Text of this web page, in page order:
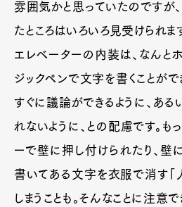
雰囲気かと思っていたのですが
たところはいろいろ見受けられま
エレベーターの内装は、なんと
ジックペンで文字を書くことがで
すぐに議論ができるように、あ
れないように、との配慮です。も
ーで壁に押し付けられたり、壁に
書いてある文字を衣服で消す「
しまうことも。そんなことに注意